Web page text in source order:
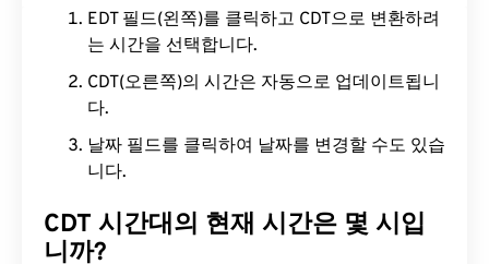
EDT 필드(왼쪽)를 클릭하고 CDT으로 변환하려
는 시간을 선택합니다.
CDT(오른쪽)의 시간은 자동으로 업데이트됩니
다.
날짜 필드를 클릭하여 날짜를 변경할 수도 있습
니다.
CDT 시간대의 현재 시간은 몇 시입
니까?